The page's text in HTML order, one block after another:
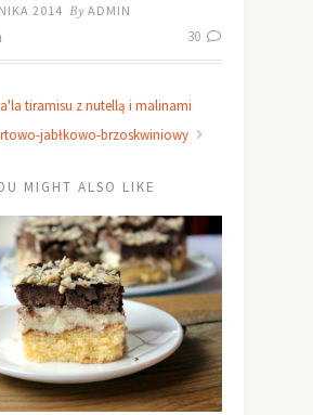
2014 By ADMIN
30
a'la tiramisu z nutellą i malinami
jabłkowo-brzoskwiniowy
MIGHT ALSO LIKE